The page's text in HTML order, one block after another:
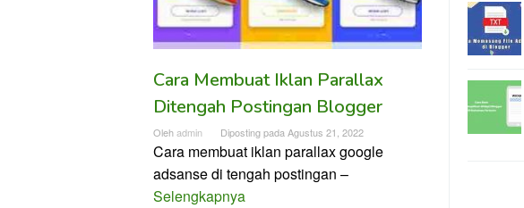
Cara Membuat Iklan Parallax
Ditengah Postingan Blogger
Olehadmin Diposting padaAgustus 21, 2022
Cara membuat iklan parallax google
adsanse di tengah postingan –
Selengkapnya